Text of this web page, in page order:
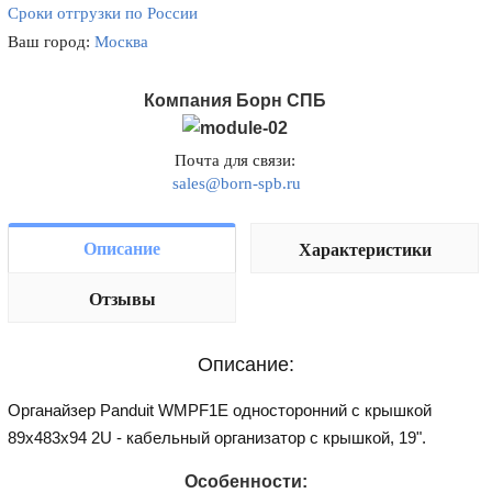
Сроки отгрузки по России
Ваш город:Москва
Компания Борн СПБ
Почта для связи:
sales@born-spb.ru
Описание Характеристики
Отзывы
Описание:
Органайзер Panduit WMPF1E односторонний с крышкой
89х483х94 2U - кабельный организатор с крышкой, 19".
Особенности: